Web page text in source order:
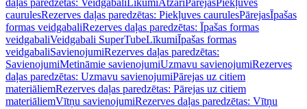
daļas paredzētas: Veidgabali LīkumiAtzari PārejasPiekļuves
caurulesRezerves daļas paredzētas: Piekļuves caurulesPārejasĪpašas
formas veidgabaliRezerves daļas paredzētas: Īpašas formas
veidgabaliVeidgabali SuperTubeLīkumiĪpašas formas
veidgabaliSavienojumiRezerves daļas paredzētas:
SavienojumiMetināmie savienojumiUzmavu savienojumiRezerves
daļas paredzētas: Uzmavu savienojumiPārejas uz citiem
materiāliemRezerves daļas paredzētas: Pārejas uz citiem
materiāliemVītņu savienojumiRezerves daļas paredzētas: Vītņu